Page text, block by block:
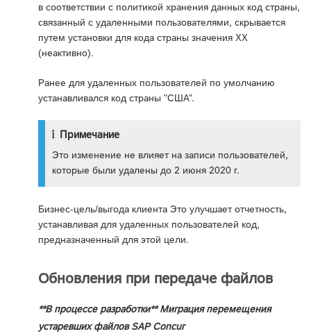
в соответствии с политикой хранения данных код страны,
связанный с удаленными пользователями, скрывается
путем установки для кода страны значения XX
(неактивно).
Ранее для удаленных пользователей по умолчанию
устанавливался код страны "США".
Примечание
Это изменение не влияет на записи пользователей,
которые были удалены до 2 июня 2020 г.
Бизнес-цель/выгода клиента Это улучшает отчетность,
устанавливая для удаленных пользователей код,
предназначенный для этой цели.
Обновления при передаче файлов
**В процессе разработки** Миграция перемещения
устаревших файлов SAP Concur